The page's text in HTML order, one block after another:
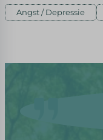
Angst / Depressie